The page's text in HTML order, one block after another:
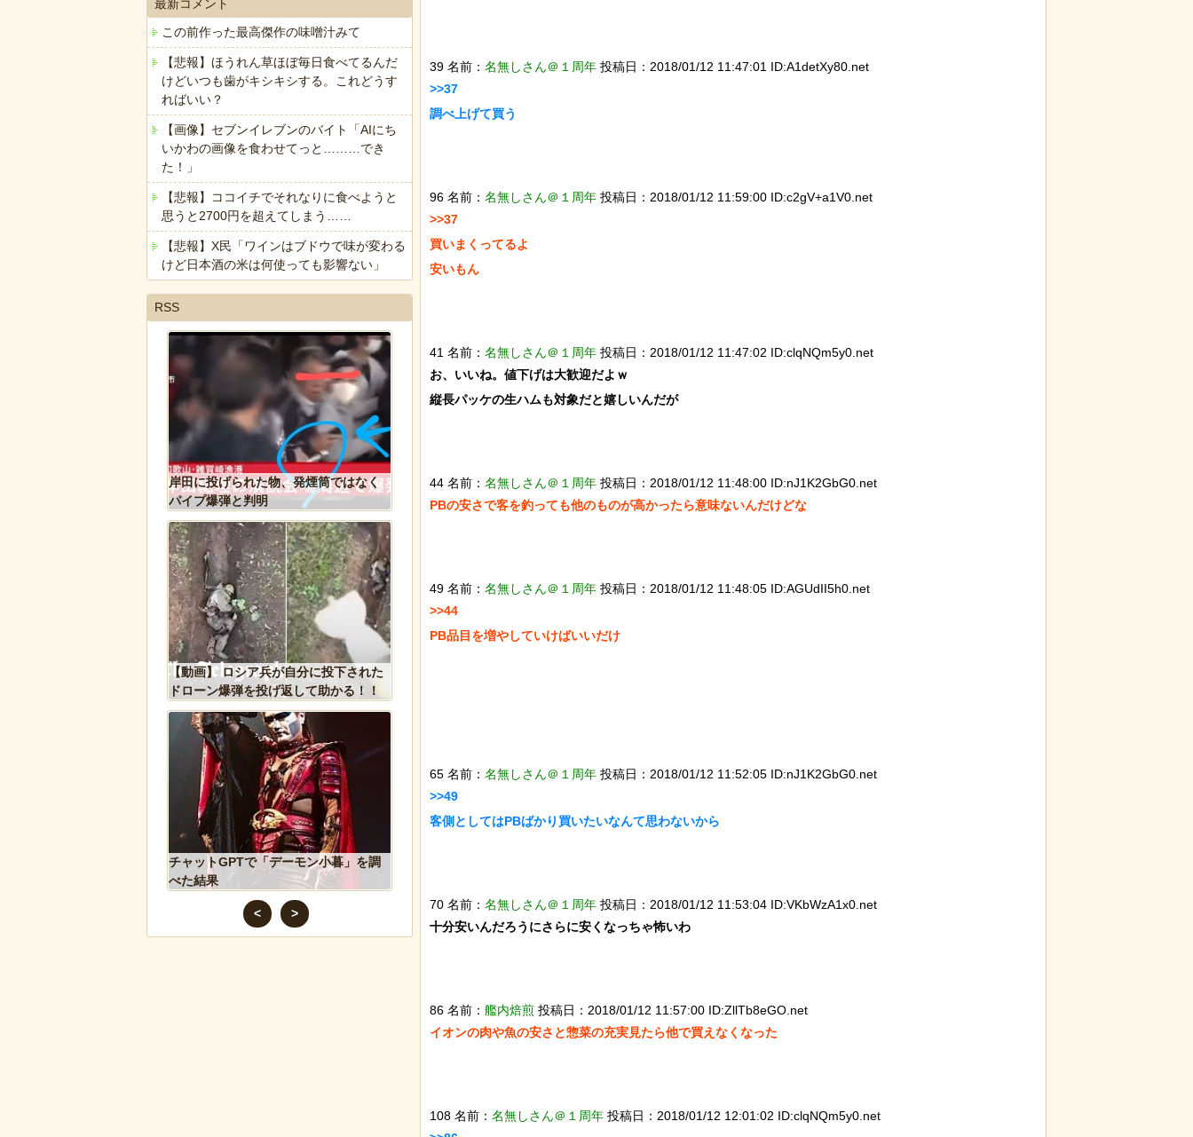
39 名前： 名無しさん＠１周年 投稿日：2018/01/12 11:47:01 ID:A1detXy80.net
>>37
調べ上げて買う
96 名前： 名無しさん＠１周年 投稿日：2018/01/12 11:59:00 ID:c2gV+a1V0.net
>>37
買いまくってるよ
安いもん
41 名前： 名無しさん＠１周年 投稿日：2018/01/12 11:47:02 ID:clqNQm5y0.net
お、いいね。値下げは大歓迎だよｗ
縦長パッケの生ハムも対象だと嬉しいんだが
44 名前： 名無しさん＠１周年 投稿日：2018/01/12 11:48:00 ID:nJ1K2GbG0.net
PBの安さで客を釣っても他のものが高かったら意味ないんだけどな
49 名前： 名無しさん＠１周年 投稿日：2018/01/12 11:48:05 ID:AGUdII5h0.net
>>44
PB品目を増やしていけばいいだけ
65 名前： 名無しさん＠１周年 投稿日：2018/01/12 11:52:05 ID:nJ1K2GbG0.net
>>49
客側としてはPBばかり買いたいなんて思わないから
70 名前： 名無しさん＠１周年 投稿日：2018/01/12 11:53:04 ID:VKbWzA1x0.net
十分安いんだろうにさらに安くなっちゃ怖いわ
86 名前： 艦内焙煎 投稿日：2018/01/12 11:57:00 ID:ZllTb8eGO.net
イオンの肉や魚の安さと惣菜の充実見たら他で買えなくなった
108 名前： 名無しさん＠１周年 投稿日：2018/01/12 12:01:02 ID:clqNQm5y0.net
最新コメント
この前作った最高傑作の味噌汁みて
【悲報】ほうれん草ほぼ毎日食べてるんだ
けどいつも歯がキシキシする。これどうす
ればいい？
【画像】セブンイレブンのバイト「AIにち
いかわの画像を食わせてっと………でき
た！」
【悲報】ココイチでそれなりに食べようと
思うと2700円を超えてしまう……
【悲報】X民「ワインはブドウで味が変わる
けど日本酒の米は何使っても影響ない」
RSS
岸田に投げられた物、発煙筒ではなく
パイプ爆弾と判明
【動画】 ロシア兵が自分に投下された
ドローン爆弾を投げ返して助かる！！
チャットGPTで「デーモン小暮」を調
べた結果
【動画】アメリカで一番『人種差別』
が酷い街にアジア人が行くとこうなる!!
悪夢すぎるｗｗｗｗｗ
なんか泣きたくなってくる青春18きっ
ぷのポスター貼ってく
とが判明
<
>